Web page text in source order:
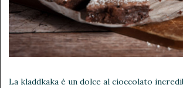
La kladdkaka è un dolce al cioccolato